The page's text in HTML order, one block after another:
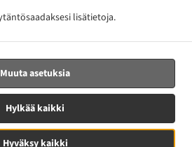
saadaksesi lisätietoja.
Hyväksy kaikki
Hylkää kaikki
Muuta asetuksia
toimituspalvelu.Ota mukaan toimitukseen
Tuettu:
| support@sk-collection.com